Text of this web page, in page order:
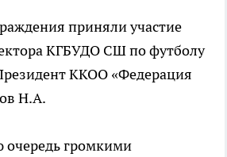
приняли участие
КГБУДО СШ по футболу
ККОО «Федерация
Н.А.
очередь громкими